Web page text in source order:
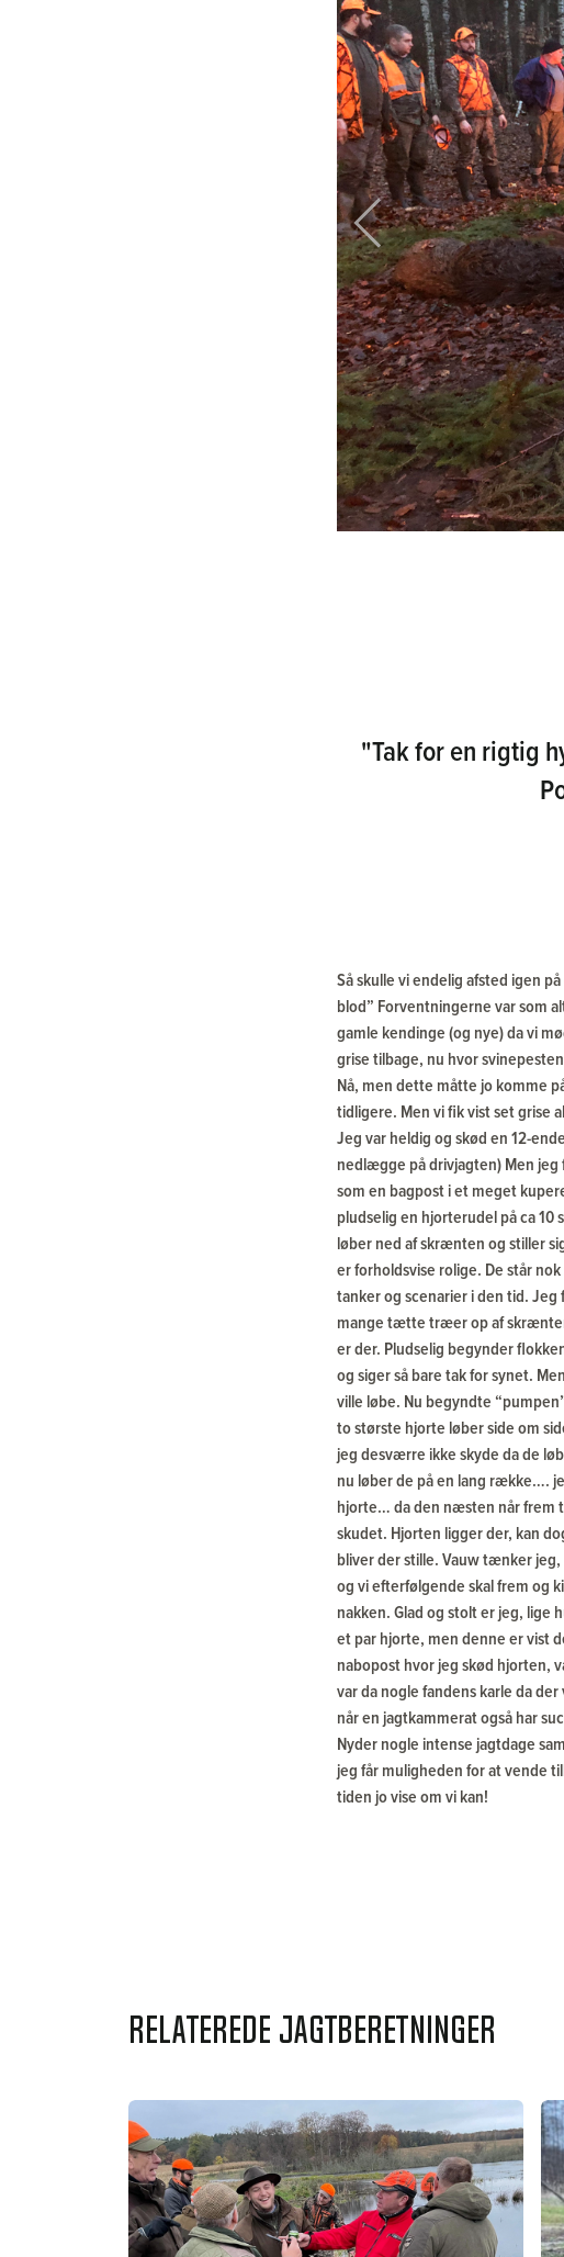
Previous
"Tak for en rigtig
Så skulle vi endelig afsted igen
blod” Forventningerne var som
gamle kendinge (og nye) da vi
grise tilbage, nu hvor
Nå, men dette måtte jo komme
tidligere. Men vi fik vist set grise
Jeg var heldig og skød en 12-
nedlægge på drivjagten) Men
som en bagpost i et meget
pludselig en hjorterudel på ca
løber ned af skrænten og stiller
er forholdsvise rolige. De står
tanker og scenarier i den tid. Jeg
mange tætte træer op af
er der. Pludselig begynder
og siger så bare tak for synet.
ville løbe. Nu begyndte
to største hjorte løber side om
jeg desværre ikke skyde da de
nu løber de på en lang række….
hjorte… da den næsten når frem
skudet. Hjorten ligger der, kan
bliver der stille. Vauw tænker
og vi efterfølgende skal frem og
nakken. Glad og stolt er jeg, lige
et par hjorte, men denne er vist
nabopost hvor jeg skød hjorten,
var da nogle fandens karle da
når en jagtkammerat også har
Nyder nogle intense jagtdage
jeg får muligheden for at vende
tiden jo vise om vi kan!
Relaterede jagtberetninger